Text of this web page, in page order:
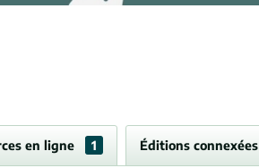
en ligne 1 Éditions connexées